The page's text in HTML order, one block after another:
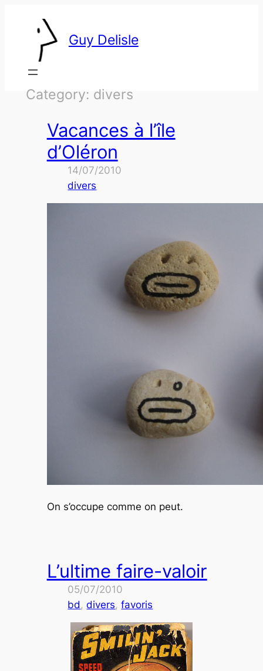
Guy Delisle
Category: divers
Vacances à l’île
d’Oléron
14/07/2010
divers
On s’occupe comme on peut.
L’ultime faire-valoir
05/07/2010
bd , divers, favoris